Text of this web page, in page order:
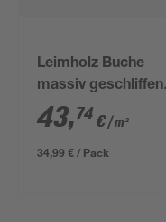
Leimholz Buche
massiv geschliffen
2000 x 400 x 18 mm
43,74 €/ m²
34,99 € / Pack